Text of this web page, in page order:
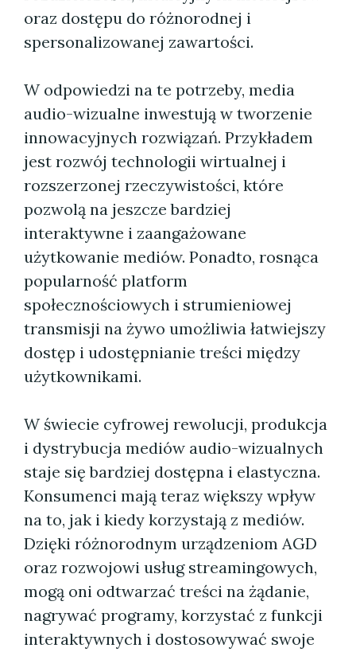
oraz dostępu do różnorodnej i
spersonalizowanej zawartości.
W odpowiedzi na te potrzeby, media
audio-wizualne inwestują w tworzenie
innowacyjnych rozwiązań. Przykładem
jest rozwój technologii wirtualnej i
rozszerzonej rzeczywistości, które
pozwolą na jeszcze bardziej
interaktywne i zaangażowane
użytkowanie mediów. Ponadto, rosnąca
popularność platform
społecznościowych i strumieniowej
transmisji na żywo umożliwia łatwiejszy
dostęp i udostępnianie treści między
użytkownikami.
W świecie cyfrowej rewolucji, produkcja
i dystrybucja mediów audio-wizualnych
staje się bardziej dostępna i elastyczna.
Konsumenci mają teraz większy wpływ
na to, jak i kiedy korzystają z mediów.
Dzięki różnorodnym urządzeniom AGD
oraz rozwojowi usług streamingowych,
mogą oni odtwarzać treści na żądanie,
nagrywać programy, korzystać z funkcji
interaktywnych i dostosowywać swoje